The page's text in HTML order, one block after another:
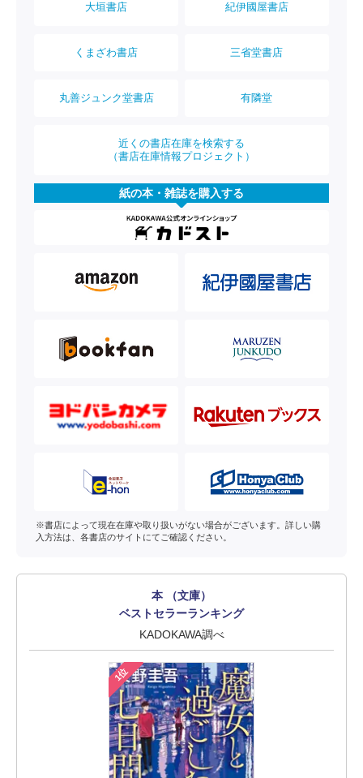
大垣書店 紀伊國屋書店
くまざわ書店 三省堂書店
丸善ジュンク堂書店 有隣堂
近くの書店在庫を検索する
（書店在庫情報プロジェクト）
紙の本・雑誌を購入する
※書店によって現在在庫や取り扱いがない場合がございます。詳しい購
入方法は、各書店のサイトにてご確認ください。
本 （文庫）
ベストセラーランキング
KADOKAWA調べ
1位